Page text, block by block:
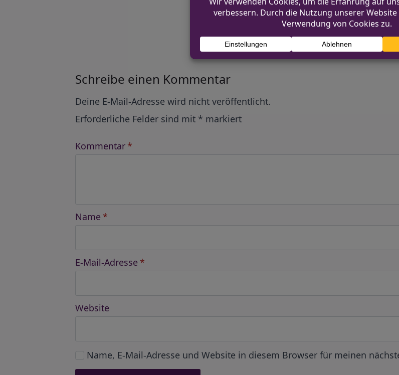
Diskutiere
Anonym und ganz ohne
Alle Kommentare werden von unserer
Schreibe einen Kommentar
Deine E-Mail-Adresse wird nicht veröffentlicht.
Erforderliche Felder sind mit * markiert
Kommentar *
Name *
E-Mail-Adresse *
Website
Name, E-Mail-Adresse und Website in diesem Browser für meinen